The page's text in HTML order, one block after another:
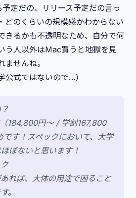
定だの、リリース予定だの言っ
どのくらいの規模感かわからない
きるかも不透明なため、自分で何
う人以外はMac買うと地獄を見
ませんね。
公式ではないので…)
184,800円〜 / 学割167,800
です！スペックにおいて、大学
ぼないと思います！
れば、大体の用途で困ること
。